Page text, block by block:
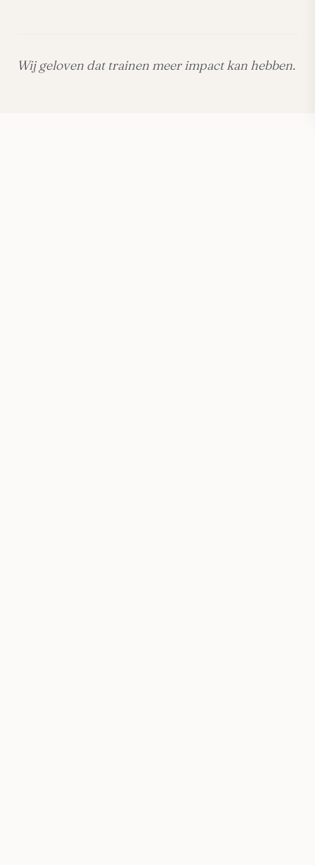
Wij geloven dat trainen meer impact kan hebben.